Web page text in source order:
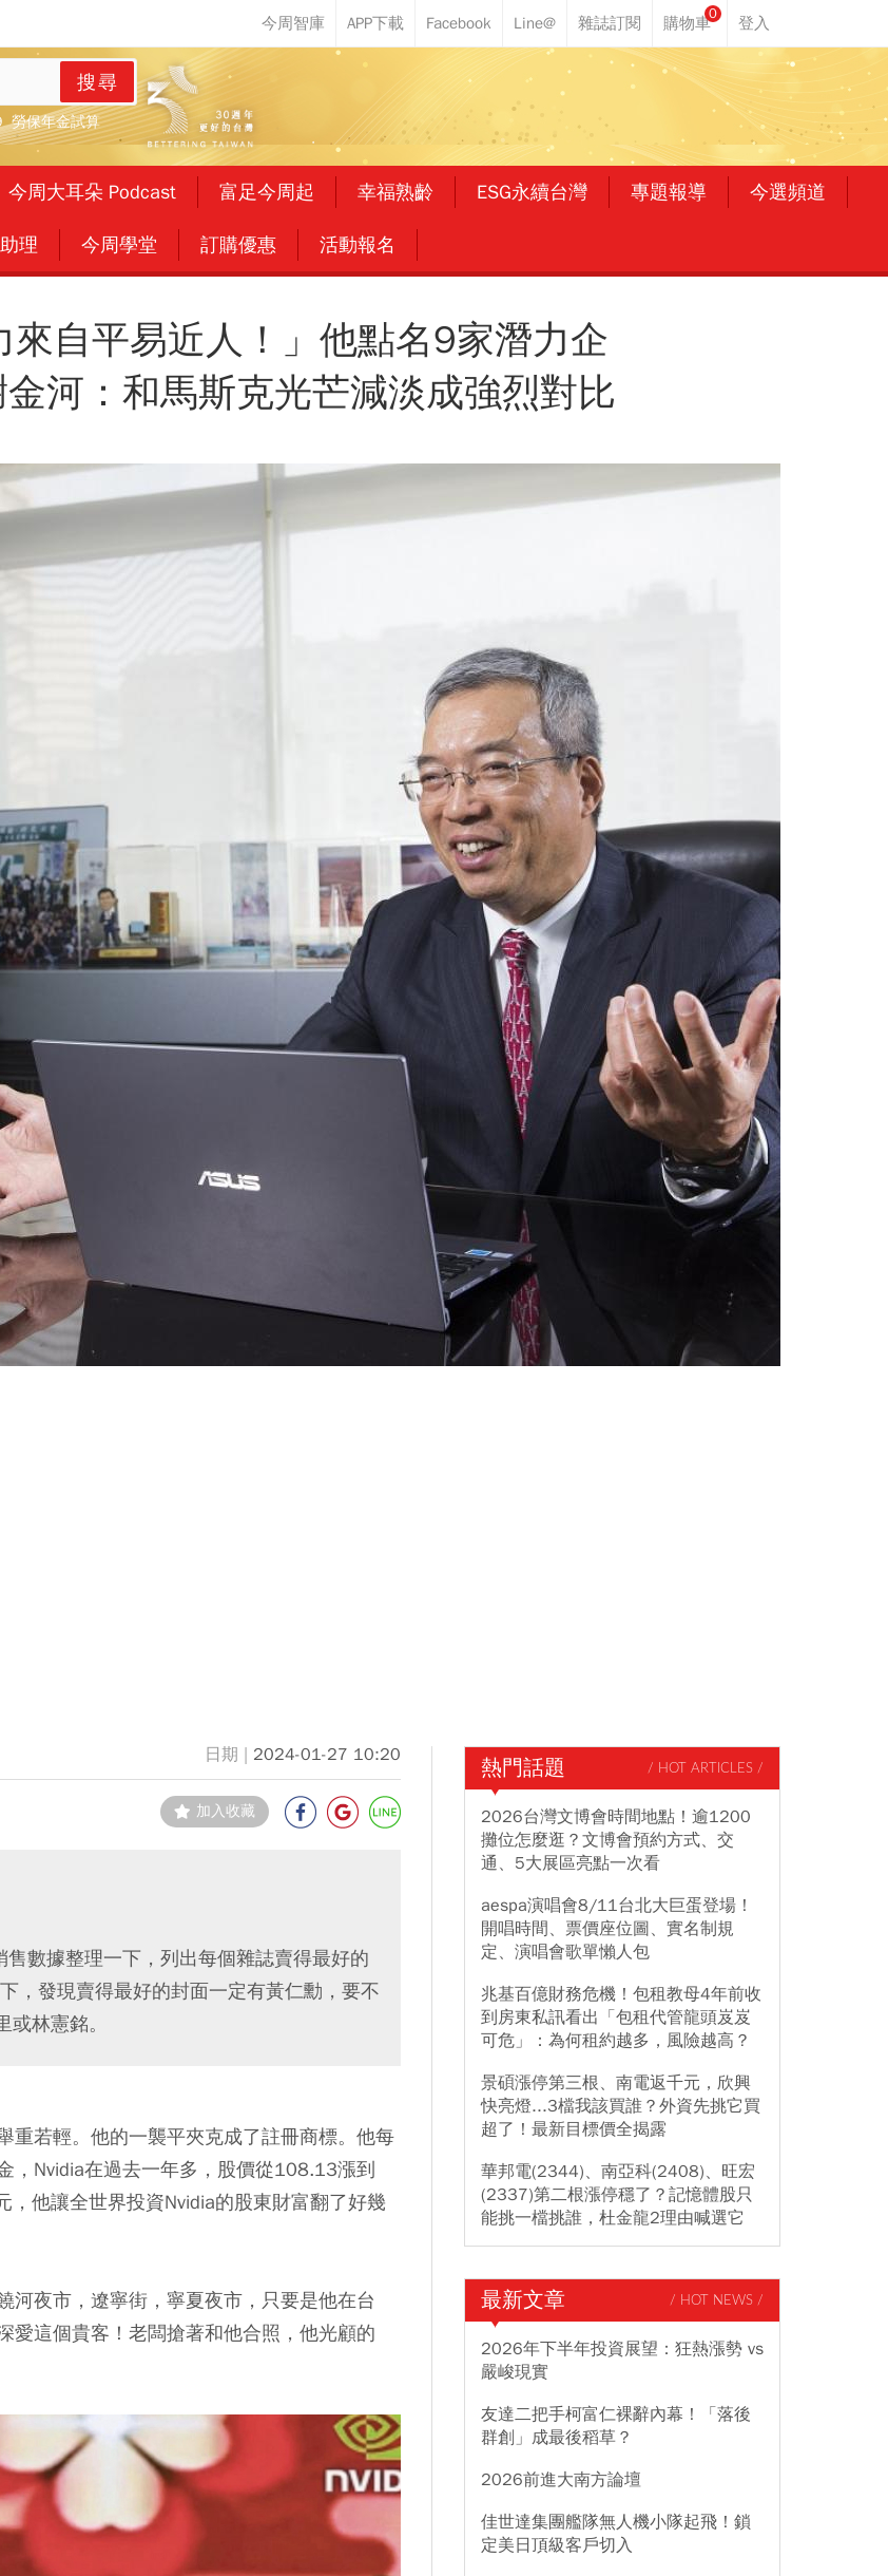
0
搜尋
勞保年金試算
今周大耳朵 Podcast 富足今周起 幸福熟齡 ESG永續台灣 專題報導 今選頻道
理 今周學堂 訂購優惠 活動報名
來自平易近人！」他點名9家潛力企
河：和馬斯克光芒減淡成強烈對比
2024-01-27 10:20
加入收藏
數據整理一下，列出每個雜誌賣得最好的
，發現賣得最好的封面一定有黃仁勳，要不
林憲銘。
重若輕。他的一襲平夾克成了註冊商標。他每
，Nvidia在過去一年多，股價從108.13漲到
他讓全世界投資Nvidia的股東財富翻了好幾
河夜市，遼寧街，寧夏夜市，只要是他在台
愛這個貴客！老闆搶著和他合照，他光顧的
熱門話題 / HOT ARTICLES /
2026台灣文博會時間地點！逾1200
攤位怎麼逛？文博會預約方式、交
通、5大展區亮點一次看
aespa演唱會8/11台北大巨蛋登場！
開唱時間、票價座位圖、實名制規
定、演唱會歌單懶人包
兆基百億財務危機！包租教母4年前收
到房東私訊看出「包租代管龍頭岌岌
可危」：為何租約越多，風險越高？
景碩漲停第三根、南電返千元，欣興
快亮燈...3檔我該買誰？外資先挑它買
超了！最新目標價全揭露
華邦電(2344)、南亞科(2408)、旺宏
(2337)第二根漲停穩了？記憶體股只
能挑一檔挑誰，杜金龍2理由喊選它
最新文章 / HOT NEWS /
2026年下半年投資展望：狂熱漲勢 vs
嚴峻現實
友達二把手柯富仁裸辭內幕！「落後
群創」成最後稻草？
2026前進大南方論壇
佳世達集團艦隊無人機小隊起飛！鎖
定美日頂級客戶切入